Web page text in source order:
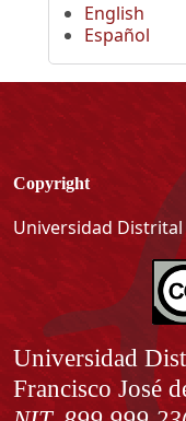
English
Español
Copyright
Universidad Distrital
Información
Universidad
Francisco José